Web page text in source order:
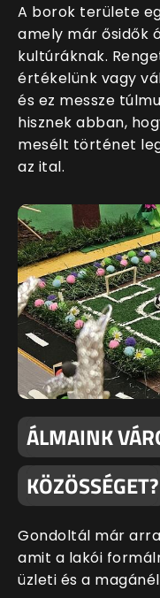
A borok területe
amely már ősidők
kultúráknak.
értékelünk vagy
és ez messze
hisznek abban,
mesélt történet
az ital.
ÁLMAINK
KÖZÖSSÉGET?
Gondoltál már
amit a lakói
üzleti és a